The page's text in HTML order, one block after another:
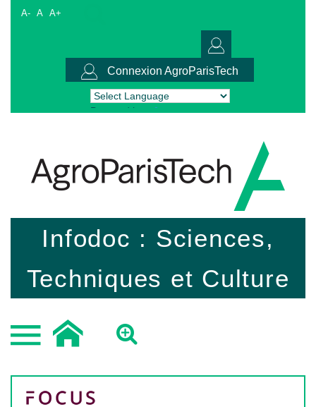
A- A A+
Connexion AgroParisTech
Powered by Translate
Infodoc : Sciences,
Techniques et Culture